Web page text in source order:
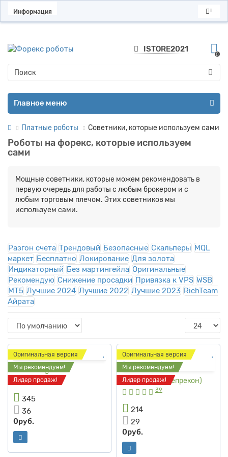
Информация
ISTORE2021
0
Главное меню
Платные роботы Советники, которые используем сами
Роботы на форекс, которые используем
сами
Мощные советники, которые можем рекомендовать в
первую очередь для работы с любым брокером и с
любым торговым плечом. Этих советников мы
используем сами.
Разгон счета Трендовый Безопасные Скальперы MQL
маркет Бесплатно Локирование Для золота
Индикаторный Без мартингейла Оригинальные
Рекомендую Снижение просадки Привязка к VPS WSB
MT5 Лучшие 2024 Лучшие 2022 Лучшие 2023 RichTeam
Айрата
Оригинальная версия
Мы рекомендуем!
Лидер продаж!
Traide Ringer 9
20
345
36
0руб.
Оригинальная версия
Мы рекомендуем!
Лидер продаж!
Leprechaun (Лепрекон)
39
214
29
0руб.